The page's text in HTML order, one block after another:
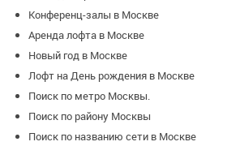
Конференц-залы в Москве
Аренда лофта в Москве
Новый год в Москве
Лофт на День рождения в Москве
Поиск по метро Москвы.
Поиск по району Москвы
Поиск по названию сети в Москве